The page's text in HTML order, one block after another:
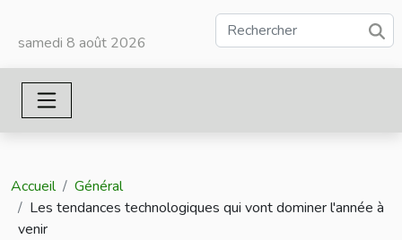
samedi 8 août 2026
Accueil
Général
Les tendances technologiques qui vont dominer l'année à
venir